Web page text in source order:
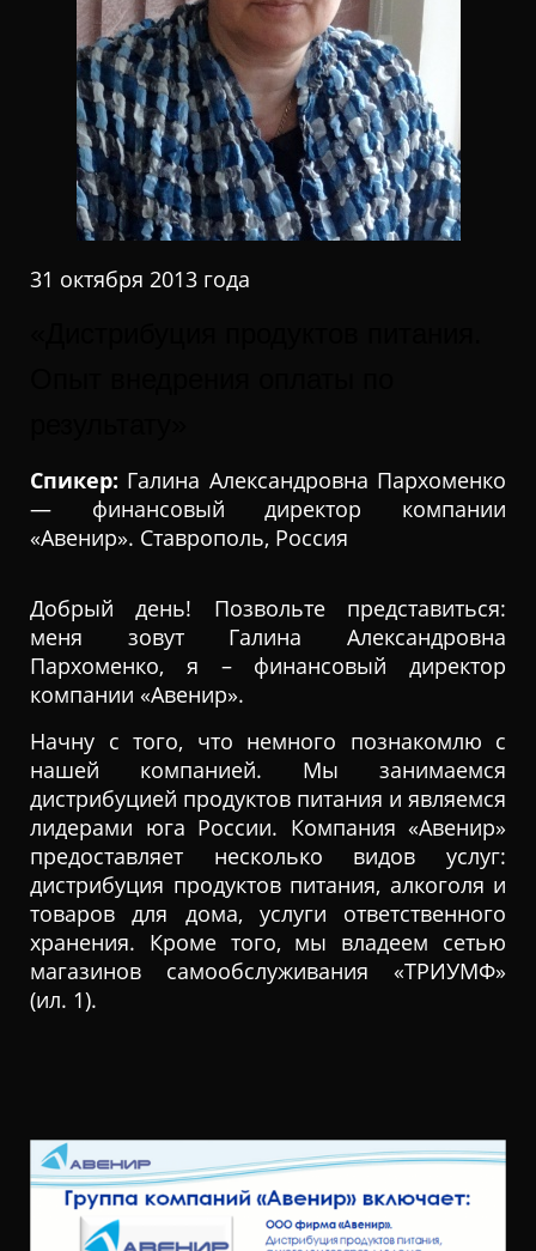
31 октября 2013 года
Спикер: Галина Александровна Пархоменко
— финансовый директор компании
«Авенир». Ставрополь, Россия
Добрый день! Позвольте представиться:
меня зовут Галина Александровна
Пархоменко, я – финансовый директор
компании «Авенир».
Начну с того, что немного познакомлю с
нашей компанией. Мы занимаемся
дистрибуцией продуктов питания и являемся
лидерами юга России. Компания «Авенир»
предоставляет несколько видов услуг:
дистрибуция продуктов питания, алкоголя и
товаров для дома, услуги ответственного
хранения. Кроме того, мы владеем сетью
магазинов самообслуживания «ТРИУМФ»
(ил. 1).